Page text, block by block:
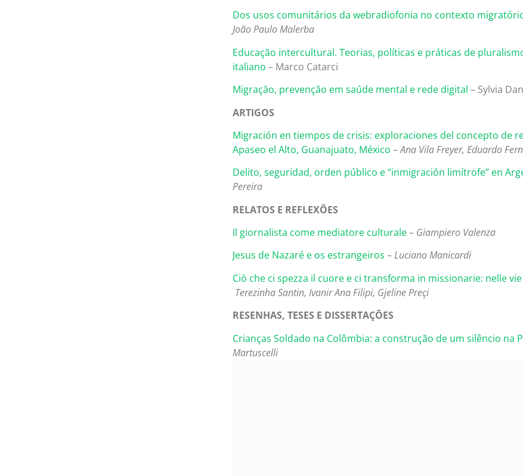
Dos usos comunitários da webradiofonia no contexto
João Paulo Malerba
Educação intercultural. Teorias, políticas e práticas de
italiano – Marco Catarci
Migração, prevenção em saúde mental e rede digital – Sylvia
ARTIGOS
Migración en tiempos de crisis: exploraciones del concepto de
Apaseo el Alto, Guanajuato, México –Ana Vila Freyer, Eduardo
Delito, seguridad, orden público e “inmigración limítrofe” en
Pereira
RELATOS E REFLEXÕES
Il giornalista come mediatore culturale– Giampiero Valenza
Jesus de Nazaré e os estrangeiros –Luciano Manicardi
Ciò che ci spezza il cuore e ci transforma in missionarie: nelle
Terezinha Santin, Ivanir Ana Filipi, Gjeline Preçi
RESENHAS, TESES E DISSERTAÇÕES
Crianças Soldado na Colômbia: a construção de um silêncio na
Martuscelli